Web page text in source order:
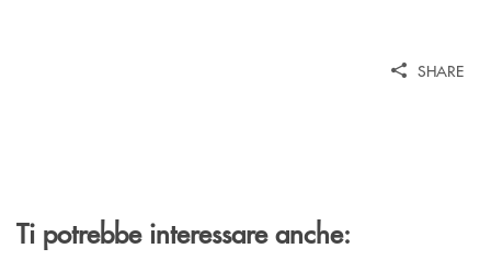
SHARE
Ti potrebbe interessare anche: